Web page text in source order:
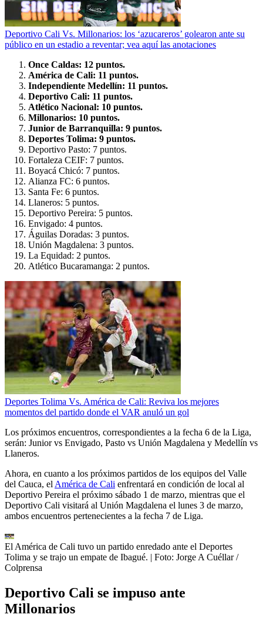
Deportivo Cali Vs. Millonarios: los ‘azucareros’ golearon ante su
público en un estadio a reventar; vea aquí las anotaciones
Once Caldas: 12 puntos.
América de Cali: 11 puntos.
Independiente Medellín: 11 puntos.
Deportivo Cali: 11 puntos.
Atlético Nacional: 10 puntos.
Millonarios: 10 puntos.
Junior de Barranquilla: 9 puntos.
Deportes Tolima: 9 puntos.
Deportivo Pasto: 7 puntos.
Fortaleza CEIF: 7 puntos.
Boyacá Chicó: 7 puntos.
Alianza FC: 6 puntos.
Santa Fe: 6 puntos.
Llaneros: 5 puntos.
Deportivo Pereira: 5 puntos.
Envigado: 4 puntos.
Águilas Doradas: 3 puntos.
Unión Magdalena: 3 puntos.
La Equidad: 2 puntos.
Atlético Bucaramanga: 2 puntos.
Deportes Tolima Vs. América de Cali: Reviva los mejores
momentos del partido donde el VAR anuló un gol
Los próximos encuentros, correspondientes a la fecha 6 de la Liga,
serán: Junior vs Envigado, Pasto vs Unión Magdalena y Medellín vs
Llaneros.
Ahora, en cuanto a los próximos partidos de los equipos del Valle
del Cauca, el América de Cali enfrentará en condición de local al
Deportivo Pereira el próximo sábado 1 de marzo, mientras que el
Deportivo Cali visitará al Unión Magdalena el lunes 3 de marzo,
ambos encuentros pertenecientes a la fecha 7 de Liga.
El América de Cali tuvo un partido enredado ante el Deportes
Tolima y se trajo un empate de Ibagué. | Foto: Jorge A Cuéllar /
Colprensa
Deportivo Cali se impuso ante
Millonarios